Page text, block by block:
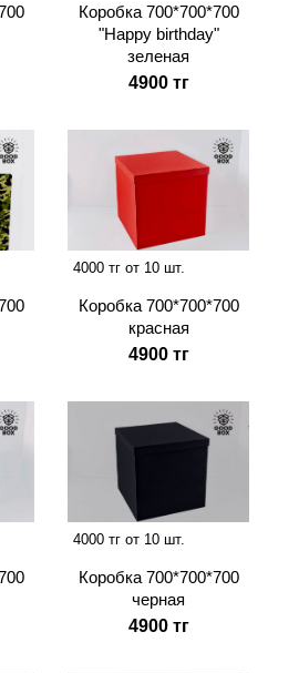
Коробка 700*700*700
"Happy birthday"
зеленая
4900 тг
4000 тг от 10 шт.
Коробка 700*700*700
красная
4900 тг
4000 тг от 10 шт.
Коробка 700*700*700
черная
4900 тг